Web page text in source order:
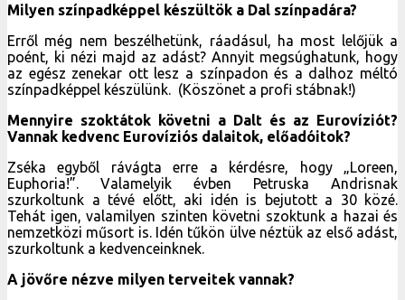
Milyen színpadképpel készültök a Dal színpadára?
Erről még nem beszélhetünk, ráadásul, ha most lelőjük a
poént, ki nézi majd az adást? Annyit megsúghatunk, hogy
az egész zenekar ott lesz a színpadon és a dalhoz méltó
színpadképpel készülünk. (Köszönet a profi stábnak!)
Mennyire szoktátok követni a Dalt és az Eurovíziót?
Vannak kedvenc Eurovíziós dalaitok, előadóitok?
Zséka egyből rávágta erre a kérdésre, hogy „Loreen,
Euphoria!”. Valamelyik évben Petruska Andrisnak
szurkoltunk a tévé előtt, aki idén is bejutott a 30 közé.
Tehát igen, valamilyen szinten követni szoktunk a hazai és
nemzetközi műsort is. Idén tűkön ülve néztük az első adást,
szurkoltunk a kedvenceinknek.
A jövőre nézve milyen terveitek vannak?